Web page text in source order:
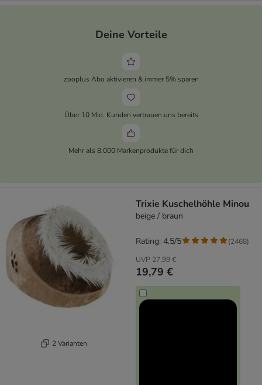
Deine Vorteile
zooplus Abo aktivieren & immer 5% sparen
Über 10 Mio. Kunden vertrauen uns bereits
Mehr als 8.000 Markenprodukte für dich
2 Varianten
Trixie Kuschelhöhle Minou
beige / braun
UVP 27,99 €
19,79 €
Rating: 4.5/5 (2468)